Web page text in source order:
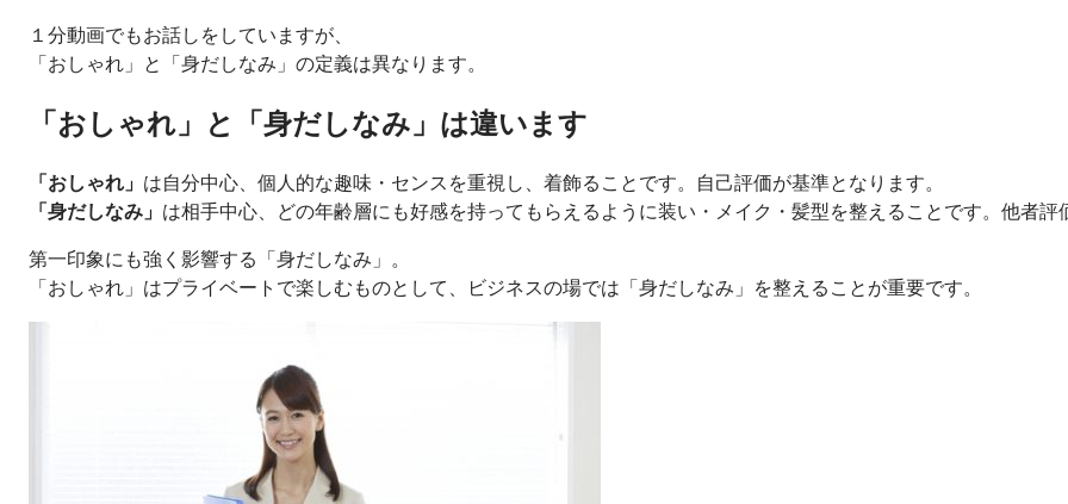
１分動画でもお話しをしていますが、
「おしゃれ」と「身だしなみ」の定義は異なります。
「おしゃれ」と「身だしなみ」は違います
「おしゃれ」 は自分中心、個人的な趣味・センスを重視し、着飾ることです。自己評価が基準となります。
「身だしなみ」 は相手中心、どの年齢層にも好感を持ってもらえるように装い・メイク・髪型を整えることです。他者評
第一印象にも強く影響する「身だしなみ」。
「おしゃれ」はプライベートで楽しむものとして、ビジネスの場では「身だしなみ」を整えることが重要です。